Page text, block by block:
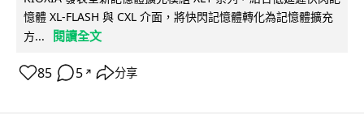
憶體 XL-FLASH 與 CXL 介面，將快閃記憶體轉化為記憶體擴充
方...
閱讀全文
85 5 ↗ 分享